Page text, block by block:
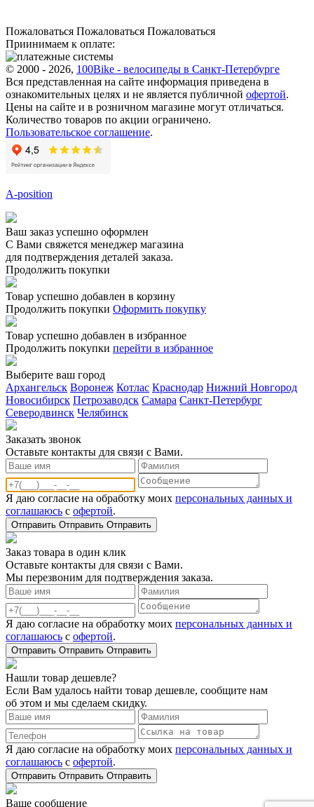
Пожаловаться Пожаловаться Пожаловаться
Приинимаем к оплате:
© 2000 - 2026, 100Bike - велосипеды в Санкт-Петербурге
Вся представленная на сайте информация приведена в
ознакомительных целях и не является публичной офертой.
Цены на сайте и в розничном магазине могут отличаться.
Количество товаров по акции ограничено.
Пользовательское соглашение.
A-position
Ваш заказ успешно оформлен
С Вами свяжется менеджер магазина
для подтверждения деталей заказа.
Продолжить покупки
Товар успешно добавлен в корзину
Продолжить покупки Оформить покупку
Товар успешно добавлен в избранное
Продолжить покупки перейти в избранное
Выберите ваш город
Архангельск Воронеж Котлас Краснодар Нижний Новгород
Новосибирск Петрозаводск Самара Санкт-Петербург
Северодвинск Челябинск
Заказать звонoк
Оставьте контакты для связи с Вами.
Я даю согласие на обработку моих персональных данных и
соглашаюсь с офертой.
Отправить Отправить Отправить
Заказ товара в один клик
Оставьте контакты для связи с Вами.
Мы перезвоним для подтверждения заказа.
Я даю согласие на обработку моих персональных данных и
соглашаюсь с офертой.
Отправить Отправить Отправить
Нашли товар дешевле?
Если Вам удалось найти товар дешевле, сообщите нам
об этом и мы сделаем скидку.
Я даю согласие на обработку моих персональных данных и
соглашаюсь с офертой.
Отправить Отправить Отправить
Ваше сообщение